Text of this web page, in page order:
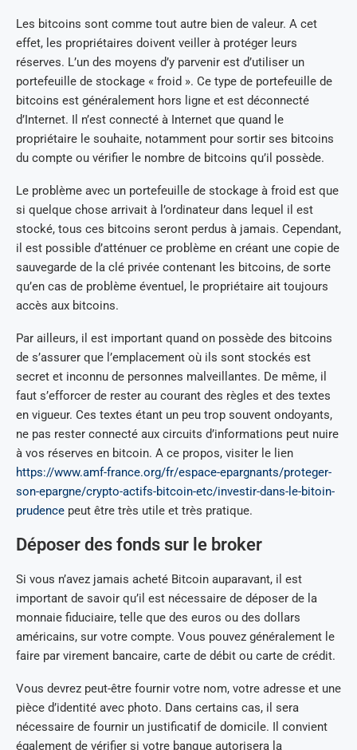
Les bitcoins sont comme tout autre bien de valeur. A cet
effet, les propriétaires doivent veiller à protéger leurs
réserves. L’un des moyens d’y parvenir est d’utiliser un
portefeuille de stockage « froid ». Ce type de portefeuille de
bitcoins est généralement hors ligne et est déconnecté
d’Internet. Il n’est connecté à Internet que quand le
propriétaire le souhaite, notamment pour sortir ses bitcoins
du compte ou vérifier le nombre de bitcoins qu’il possède.
Le problème avec un portefeuille de stockage à froid est que
si quelque chose arrivait à l’ordinateur dans lequel il est
stocké, tous ces bitcoins seront perdus à jamais. Cependant,
il est possible d’atténuer ce problème en créant une copie de
sauvegarde de la clé privée contenant les bitcoins, de sorte
qu’en cas de problème éventuel, le propriétaire ait toujours
accès aux bitcoins.
Par ailleurs, il est important quand on possède des bitcoins
de s’assurer que l’emplacement où ils sont stockés est
secret et inconnu de personnes malveillantes. De même, il
faut s’efforcer de rester au courant des règles et des textes
en vigueur. Ces textes étant un peu trop souvent ondoyants,
ne pas rester connecté aux circuits d’informations peut nuire
à vos réserves en bitcoin. A ce propos, visiter le lien
https://www.amf-france.org/fr/espace-epargnants/proteger-
son-epargne/crypto-actifs-bitcoin-etc/investir-dans-le-bitoin-
prudence peut être très utile et très pratique.
Déposer des fonds sur le broker
Si vous n’avez jamais acheté Bitcoin auparavant, il est
important de savoir qu’il est nécessaire de déposer de la
monnaie fiduciaire, telle que des euros ou des dollars
américains, sur votre compte. Vous pouvez généralement le
faire par virement bancaire, carte de débit ou carte de crédit.
Vous devrez peut-être fournir votre nom, votre adresse et une
pièce d’identité avec photo. Dans certains cas, il sera
nécessaire de fournir un justificatif de domicile. Il convient
également de vérifier si votre banque autorisera la